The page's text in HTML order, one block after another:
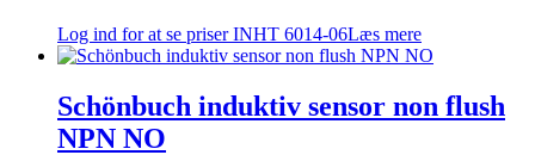
Log ind for at se priserINHT 6014-06Læs mere
Schönbuch induktiv sensor non flush
NPN NO